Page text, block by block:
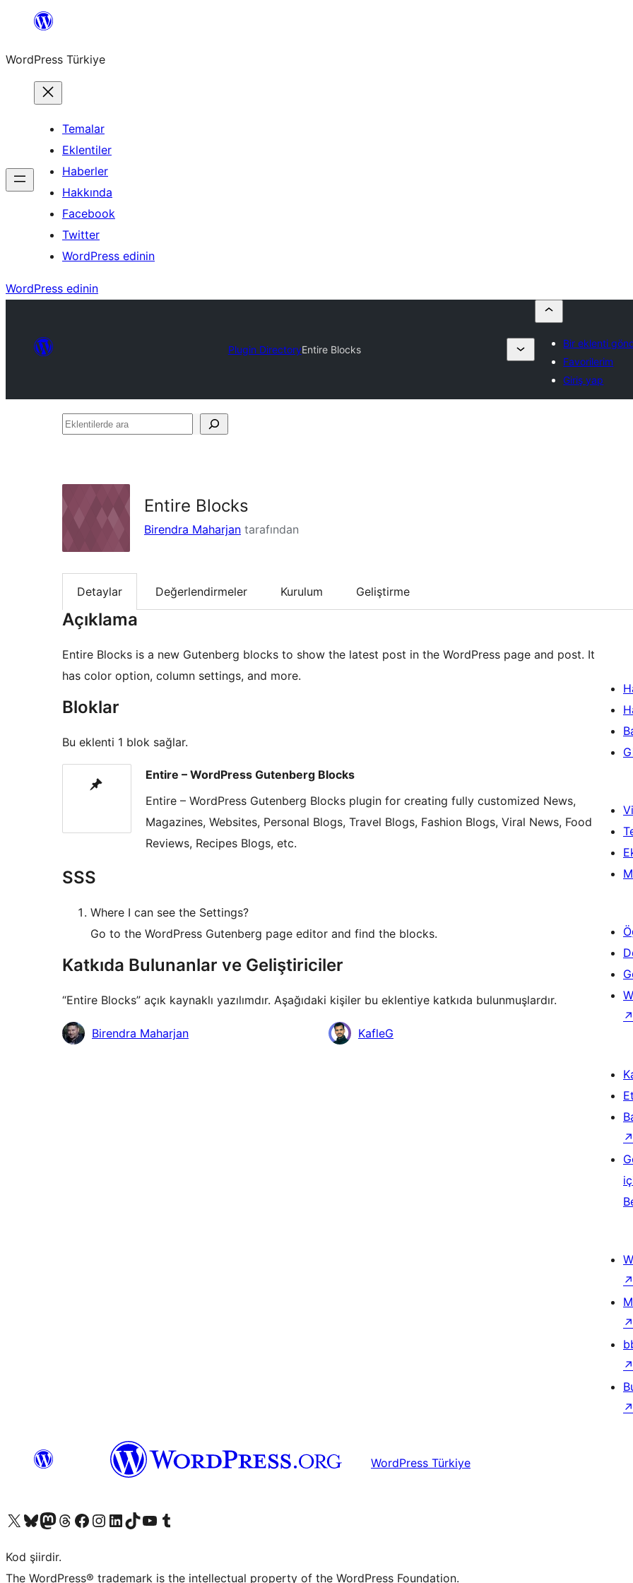
İçeriğe
WordPress Türkiye
Temalar
Eklentiler
Haberler
Hakkında
Facebook
Twitter
WordPress edinin
WordPress edinin
Plugin DirectoryEntire Blocks
Bir eklenti
Favorilerim
Giriş yap
Eklentilerde
Entire Blocks
Birendra Maharjan tarafından
Detaylar Değerlendirmeler Kurulum Geliştirme
Açıklama
Entire Blocks is a new Gutenberg blocks to show the latest post in the WordPress page and post. It
has color option, column settings, and more.
Bloklar
Bu eklenti 1 blok sağlar.
Entire – WordPress Gutenberg Blocks
Entire – WordPress Gutenberg Blocks plugin for creating fully customized News,
Magazines, Websites, Personal Blogs, Travel Blogs, Fashion Blogs, Viral News, Food
Reviews, Recipes Blogs, etc.
SSS
Where I can see the Settings?
Go to the WordPress Gutenberg page editor and find the blocks.
Katkıda Bulunanlar ve Geliştiriciler
“Entire Blocks” açık kaynaklı yazılımdır. Aşağıdaki kişiler bu eklentiye katkıda bulunmuşlardır.
KatkıdaBirendra Maharjan KafleG
↗
↗
↗
↗
↗
↗
WordPress Türkiye
X (eski Twitter) hesabımıza bakın
Bluesky hesabımızı ziyaret edinMastodon hesabımızı ziyaret edinThreads hesabımızı ziyaret edinFacebook sayfamızı ziyaret edinInstagram hesabımızı ziyaret edinLinkedIn hesabımızı ziyaret edinTikTok hesabımızı ziyaret edinYouTube kanalımızı ziyaret edinTumblr hesabımızı ziyaret edin
Kod şiirdir.
The WordPress® trademark is the intellectual property of the WordPress Foundation.